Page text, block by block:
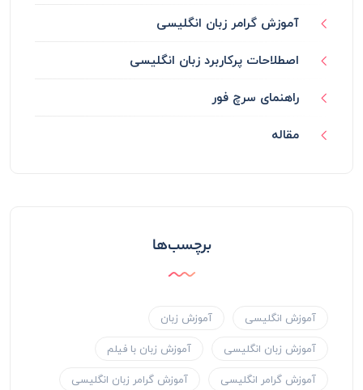
آموزش گرامر زبان انگلیسی
اصطلاحات پرکاربرد زبان انگلیسی
راهنمای سرچ فور
مقاله
برچسب‌ها
آموزش انگلیسی
آموزش زبان
آموزش زبان انگلیسی
آموزش زبان با فیلم
آموزش گرامر انگلیسی
آموزش گرامر زبان انگلیسی